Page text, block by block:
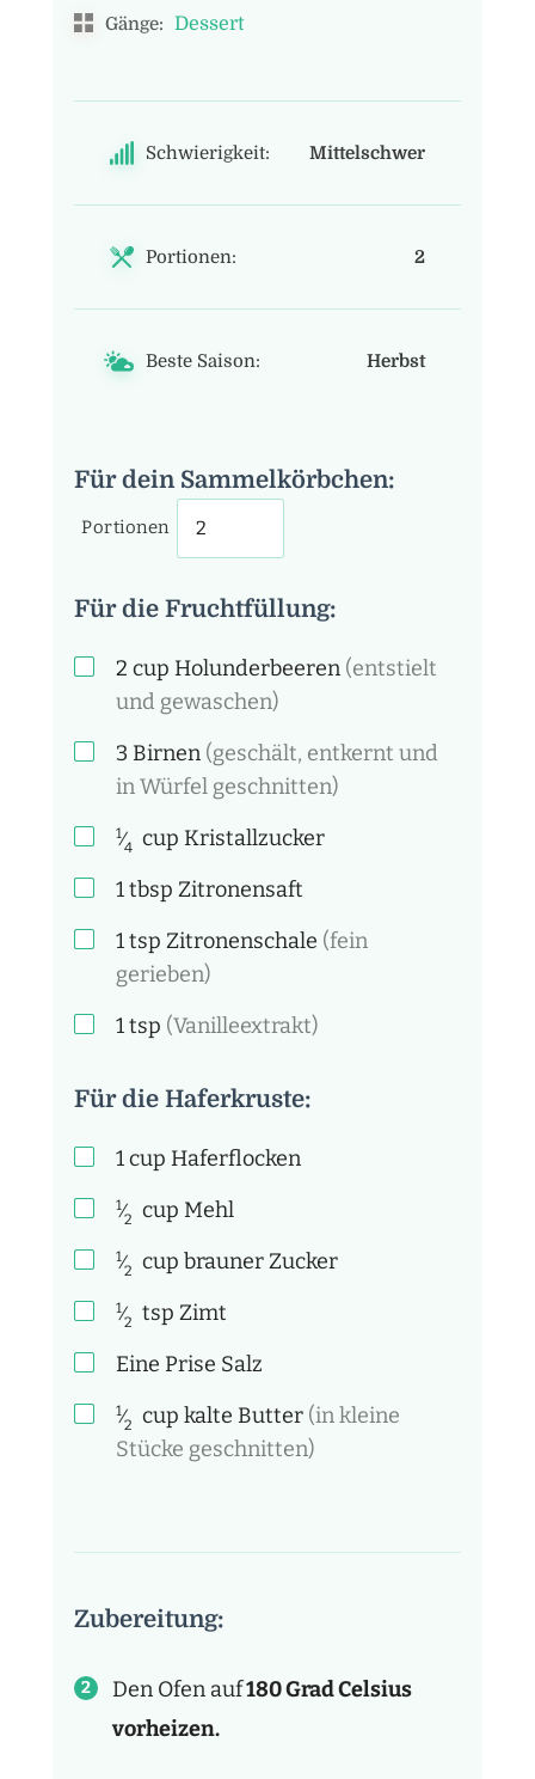
Gänge: Dessert
Schwierigkeit: Mittelschwer
Portionen: 2
Beste Saison: Herbst
Für dein Sammelkörbchen:
Portionen
Für die Fruchtfüllung:
2 cup Holunderbeeren (entstielt
und gewaschen)
3 Birnen (geschält, entkernt und
in Würfel geschnitten)
1⁄4 cup Kristallzucker
1tbsp Zitronensaft
1tsp Zitronenschale (fein
gerieben)
1tsp (Vanilleextrakt)
Für die Haferkruste:
1cup Haferflocken
1⁄2 cup Mehl
1⁄2 cup brauner Zucker
1⁄2 tsp Zimt
Eine Prise Salz
1⁄2 cup kalte Butter (in kleine
Stücke geschnitten)
Zubereitung:
Den Ofen auf180 Grad Celsius
vorheizen.